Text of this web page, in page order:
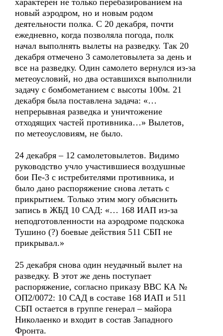
характерен не только перебазированием на
новый аэродром, но и новым родом
деятельности полка. С 20 декабря, почти
ежедневно, когда позволяла погода, полк
начал выполнять вылеты на разведку. Так 20
декабря отмечено 3 самолетовылета за день и
все на разведку. Один самолето вернулся из-за
метеоусловий, но два оставшихся выполнили
задачу с бомбометанием с высоты 100м. 21
декабря была поставлена задача: «…
непрерывная разведка и уничтожение
отходящих частей противника…» Вылетов,
по метеоусловиям, не было.
24 декабря – 12 самолетовылетов. Видимо
руководство учло участившиеся воздушные
бои Пе-3 с истребителями противника, и
было дано распоряжение снова летать с
прикрытием. Только этим могу объяснить
запись в ЖБД 10 САД: «… 168 ИАП из-за
неподготовленности на аэродроме подскока
Тушино (?) боевые действия 511 СБП не
прикрывал.»
25 декабря снова один неудачный вылет на
разведку. В этот же день поступает
распоряжение, согласно приказу ВВС КА №
ОП2/0072: 10 САД в составе 168 ИАП и 511
СБП остается в группе генерал – майора
Николаенко и входит в состав Западного
Фронта.